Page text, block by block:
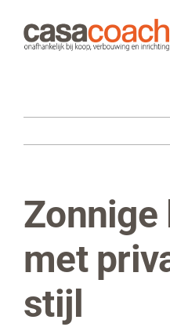
naar
inhoud
Wonen in Spanje
Webinar
Over CasaCoach
Bekijk
grotere
Zonnige
met
stijl